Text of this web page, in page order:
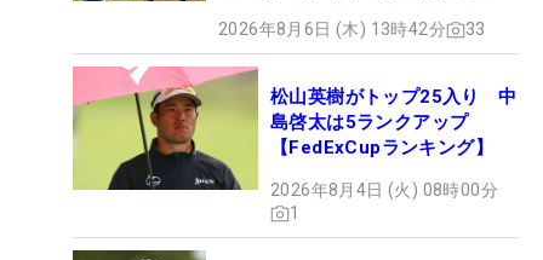
2026年8月6日 (木) 13時42分 33
松山英樹がトップ25入り 中
島啓太は5ランクアップ
【FedExCupランキング】
2026年8月4日 (火) 08時00分
1